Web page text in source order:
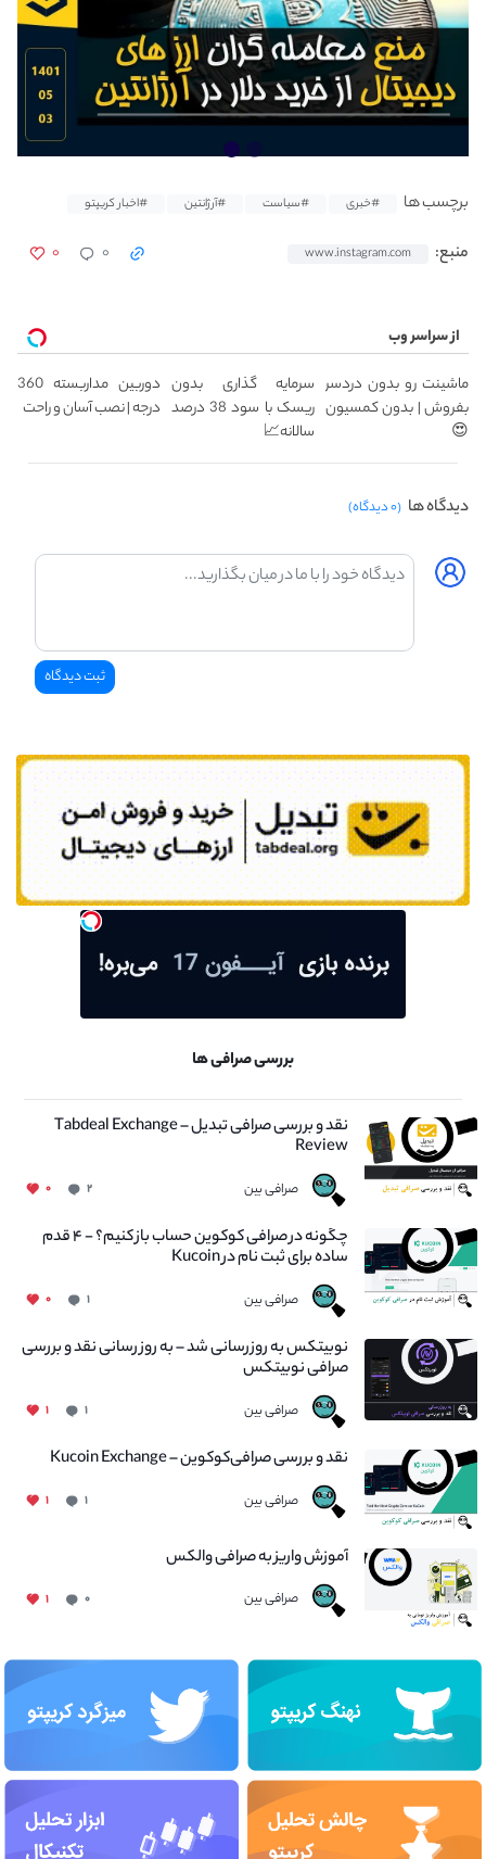
برچسب ها #خبری #سیاست #آرژانتین #اخبار کریپتو
منبع: www.instagram.com ۰ ۰
از سراسر وب
ماشینت رو بدون دردسر
بفروش | بدون کمسیون
😍
سرمایه گذاری بدون
ریسک با سود 38 درصد
سالانه📈
دوربین مداربسته 360
درجه | نصب آسان و راحت
دیدگاه ها (۰ دیدگاه)
بررسی صرافی ها
نقد و بررسی صرافی تبدیل – Tabdeal Exchange
Review
صرافی بین ۲ ۰
چگونه در صرافی کوکوین حساب باز کنیم؟ - ۴ قدم
ساده برای ثبت نام در Kucoin
صرافی بین ۱ ۰
نوبیتکس به روزرسانی شد – به روز رسانی نقد و بررسی
صرافی نوبیتکس
صرافی بین ۱ ۱
نقد و بررسی صرافی‌کوکوین – Kucoin Exchange
صرافی بین ۱ ۱
آموزش واریز به صرافی والکس
صرافی بین ۰ ۱